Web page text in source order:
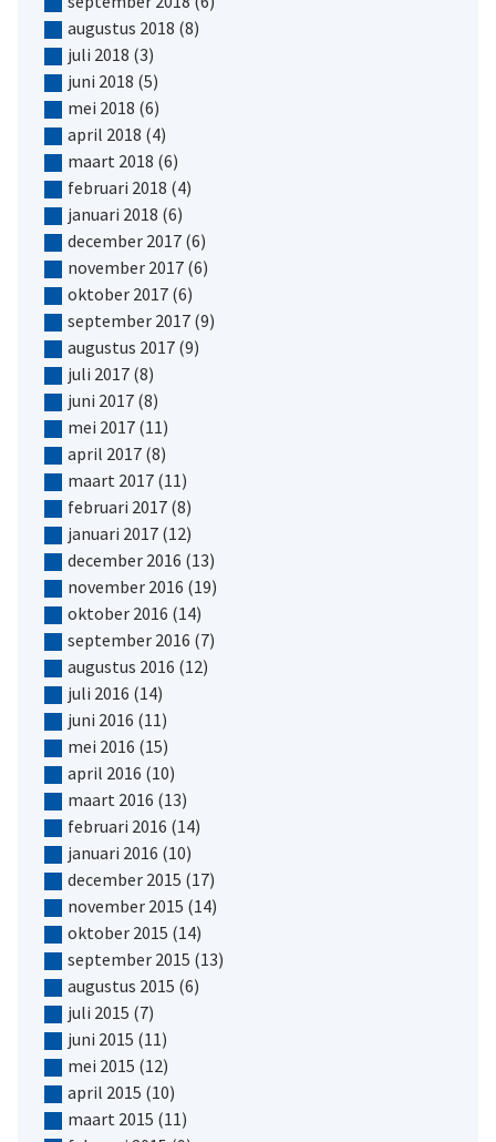
augustus 2018 (8)
juli 2018 (3)
juni 2018 (5)
mei 2018 (6)
april 2018 (4)
maart 2018 (6)
februari 2018 (4)
januari 2018 (6)
december 2017(6)
november 2017(6)
oktober 2017(6)
september 2017(9)
augustus 2017(9)
juli 2017(8)
juni 2017(8)
mei 2017(11)
april 2017(8)
maart 2017(11)
februari 2017(8)
januari 2017(12)
december 2016 (13)
november 2016 (19)
oktober 2016 (14)
september 2016 (7)
augustus 2016 (12)
juli 2016 (14)
juni 2016 (11)
mei 2016 (15)
april 2016 (10)
maart 2016 (13)
februari 2016 (14)
januari 2016 (10)
december 2015 (17)
november 2015 (14)
oktober 2015 (14)
september 2015 (13)
augustus 2015 (6)
juli 2015 (7)
juni 2015 (11)
mei 2015 (12)
april 2015 (10)
maart 2015 (11)